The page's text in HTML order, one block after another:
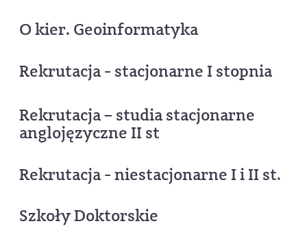
O kier. Geoinformatyka
Rekrutacja - stacjonarne I stopnia
Rekrutacja – studia stacjonarne
anglojęzyczne II st
Rekrutacja - niestacjonarne I i II st.
Szkoły Doktorskie